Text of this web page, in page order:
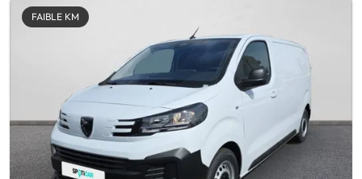
FAIBLE KM